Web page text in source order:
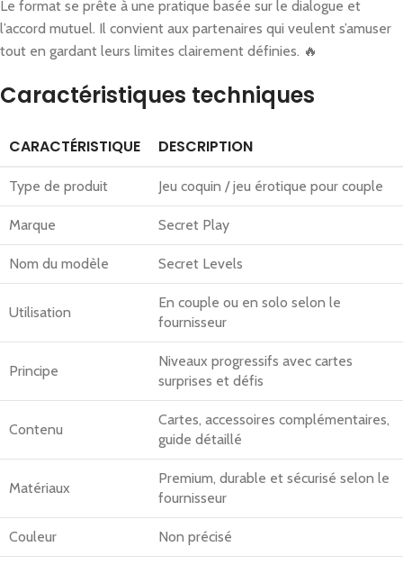
Le format se prête à une pratique basée sur le dialogue et
l’accord mutuel. Il convient aux partenaires qui veulent s’amuser
tout en gardant leurs limites clairement définies. 🔥
Caractéristiques techniques
CARACTÉRISTIQUE DESCRIPTION
Type de produit Jeu coquin / jeu érotique pour couple
Marque Secret Play
Nom du modèle Secret Levels
Utilisation
En couple ou en solo selon le
fournisseur
Principe
Niveaux progressifs avec cartes
surprises et défis
Contenu
Cartes, accessoires complémentaires,
guide détaillé
Matériaux
Premium, durable et sécurisé selon le
fournisseur
Couleur Non précisé